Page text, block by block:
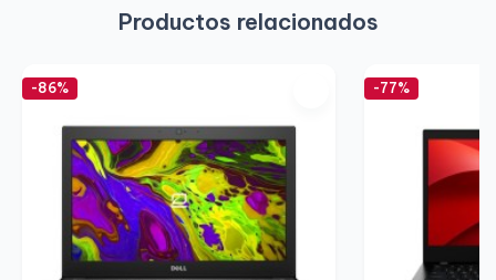
Productos relacionados
-86% -77%